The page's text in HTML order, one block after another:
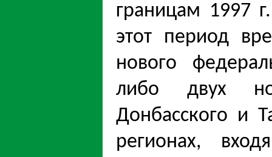
границам 1997
этот период
нового
либо двух
Донбасского и
регионах,